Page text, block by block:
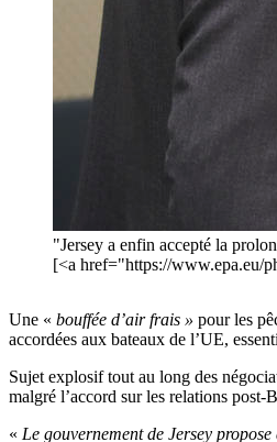
"Jersey a enfin accepté la
[<a href="https://www.epa.eu/
Une « bouffée d’air frais » pour les
accordées aux bateaux de l’UE,
Sujet explosif tout au long des
malgré l’accord sur les relations
« Le gouvernement de Jersey